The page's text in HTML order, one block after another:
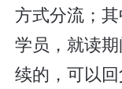
方式分流；
学员，就读
续的，可以回